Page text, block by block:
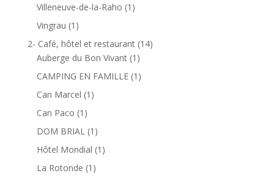
Villeneuve-de-la-Raho (1)
Vingrau (1)
2- Café, hôtel et restaurant(14)
Auberge du Bon Vivant(1)
CAMPING EN FAMILLE(1)
Can Marcel (1)
Can Paco (1)
DOM BRIAL (1)
Hôtel Mondial (1)
La Rotonde (1)